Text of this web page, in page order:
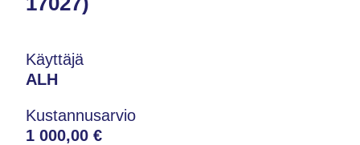
Käyttäjä
ALH
Kustannusarvio
1 000,00 €